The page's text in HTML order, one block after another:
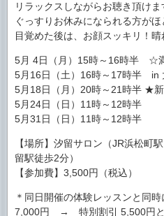
リラックスしながらお聴き頂けま
ぐっすりお休みになられる方がほ
目覚めた後は、お顔スッキリ！晴
5月 4日（月）15時～16時半 ☆満
5月16日（土）16時～17時半 in
5月18日（月）20時～21時半 ★新
5月24日（日）11時～12時半
5月31日（日）11時～12時半
【場所】汐留サロン（JR浜松町
留駅徒歩2分）
【参加費】3,500円（税込）
＊同日開催の体験レッスンと同
7,000円 → 特別割引 5,500円と